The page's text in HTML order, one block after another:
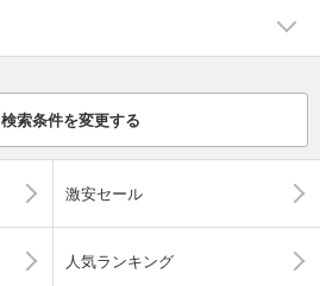
検索条件を変更する
激安セール
人気ランキング